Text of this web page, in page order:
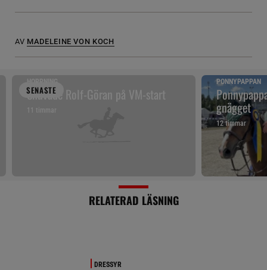
AV MADELEINE VON KOCH
SENASTE
HOPPNING
Snuvade Rolf-Göran på VM-start
11 timmar
PONNYPAPPAN
gnägget
12 timmar
RELATERAD LÄSNING
DRESSYR